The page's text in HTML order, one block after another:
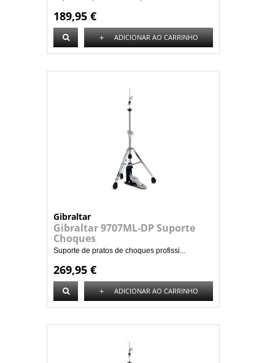
189,95 €
+ ADICIONAR AO CARRINHO
Gibraltar
Gibraltar 9707ML-DP Suporte
Choques
Suporte de pratos de choques profissi...
269,95 €
+ ADICIONAR AO CARRINHO